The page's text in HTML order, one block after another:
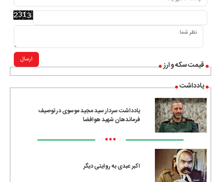
قیمت سکه و ارز
یادداشت
یادداشت سردار سید مجید موسوی در توصیف
فرماندهان شهید هوافضا
•••
اکبر عبدی به روایتی دیگر
ارسال